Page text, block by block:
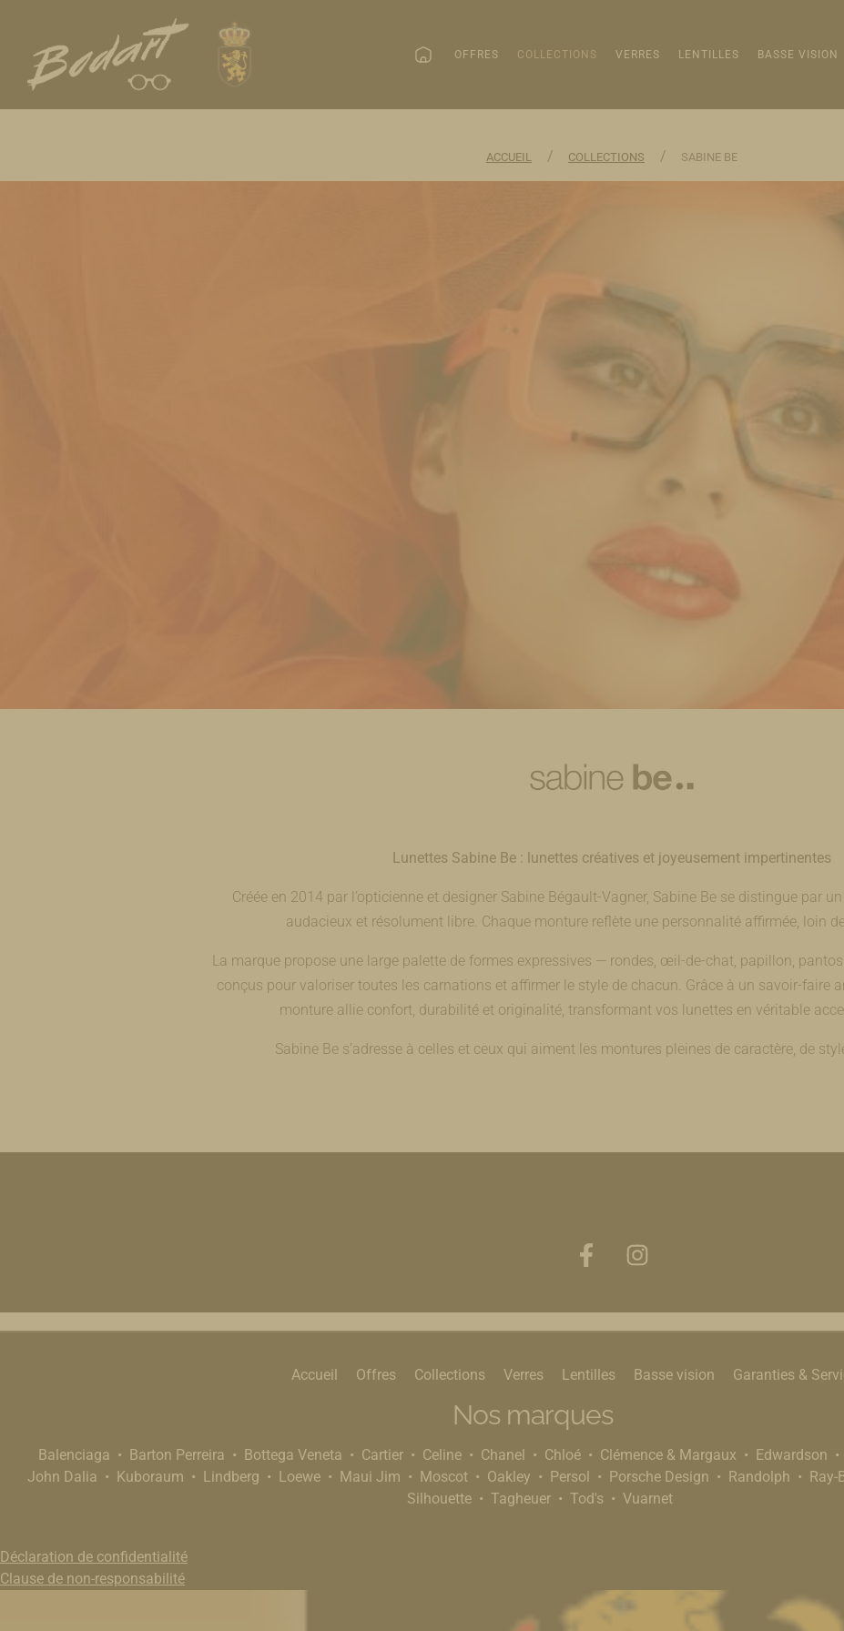
OFFRES COLLECTIONS VERRES LENTILLES BASSE VISION
ACCUEIL / COLLECTIONS / SABINE BE
Lunettes Sabine Be : lunettes créatives et joyeusement impertinentes
Créée en 2014 par l’opticienne et designer Sabine Bégault-Vagner, Sabine Be se distingue par
audacieux et résolument libre. Chaque monture reflète une personnalité affirmée, loin
La marque propose une large palette de formes expressives — rondes, œil-de-chat, papillon,
conçus pour valoriser toutes les carnations et affirmer le style de chacun. Grâce à un savoir-faire
monture allie confort, durabilité et originalité, transformant vos lunettes en véritable
Sabine Be s’adresse à celles et ceux qui aiment les montures pleines de caractère, de
Accueil Offres Collections Verres Lentilles Basse vision Garanties &
Nos marques
Balenciaga Barton Perreira Bottega Veneta Cartier Celine Chanel Chloé Clémence & Margaux Edwardson
John Dalia
Kuboraum Lindberg Loewe Maui Jim Moscot Oakley Persol Porsche Design Randolph Ray-
Silhouette
Tagheuer Tod's Vuarnet
Déclaration de confidentialité
Clause de non-responsabilité